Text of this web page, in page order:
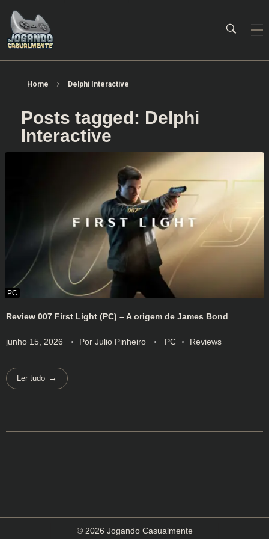
Home Delphi Interactive
Posts tagged: Delphi
Interactive
Review 007 First Light (PC) – A origem de James Bond
junho 15, 2026 Por Julio Pinheiro PC Reviews
Ler tudo
© 2026 Jogando Casualmente